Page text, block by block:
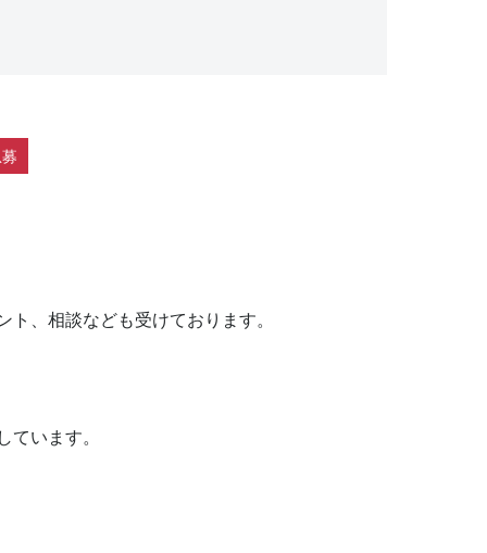
、相談なども受けております。
います。